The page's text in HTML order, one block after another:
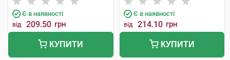
Є в наявності
від 209.50 грн
КУПИТИ
Є в наявності
від 214.10 грн
КУПИТИ